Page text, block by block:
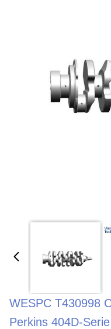
WESPC T430998
Perkins 404D-